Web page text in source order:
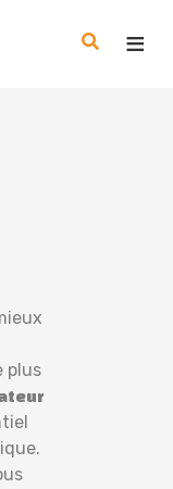
plus